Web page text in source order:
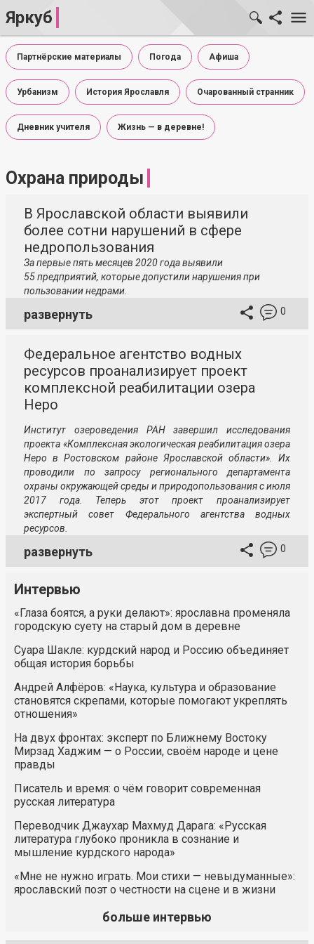
Яркуб
Партнёрские материалы Погода Афиша
Урбанизм История Ярославля Очарованный странник
Дневник учителя Жизнь — в деревне!
Охрана природы
В Ярославской области выявили
более сотни нарушений в сфере
недропользования
За первые пять месяцев 2020 года выявили
55 предприятий, которые допустили нарушения при
пользовании недрами.
развернуть 0
Федеральное агентство водных
ресурсов проанализирует проект
комплексной реабилитации озера
Неро
Институт озероведения РАН завершил исследования
проекта «Комплексная экологическая реабилитация озера
Неро в Ростовском районе Ярославской области». Их
проводили по запросу регионального департамента
охраны окружающей среды и природопользования с июля
2017 года. Теперь этот проект проанализирует
экспертный совет Федерального агентства водных
ресурсов.
развернуть 0
Интервью
«Глаза боятся, а руки делают»: ярославна променяла
городскую суету на старый дом в деревне
Суара Шакле: курдский народ и Россию объединяет
общая история борьбы
Андрей Алфёров: «Наука, культура и образование
становятся скрепами, которые помогают укреплять
отношения»
На двух фронтах: эксперт по Ближнему Востоку
Мирзад Хаджим — о России, своём народе и цене
правды
Писатель и время: о чём говорит современная
русская литература
Переводчик Джаухар Махмуд Дарага: «Русская
литература глубоко проникла в сознание и
мышление курдского народа»
«Мне не нужно играть. Мои стихи — невыдуманные»:
ярославский поэт о честности на сцене и в жизни
больше интервью